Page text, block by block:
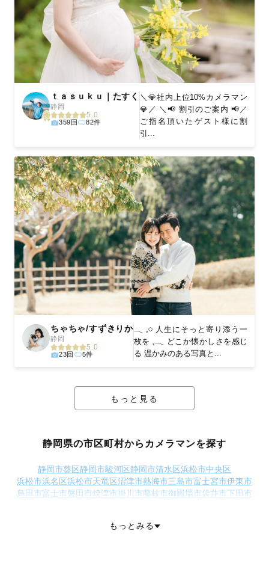
ｔａｓｕｋｕ｜たすく
静岡
5.0
359回 82件
＼💎社内上位10%カメラマン
💎／ ＼📢 割引のご案内 📢／
ご指名頂いたゲスト様に割
引...
ちゃちゃ/すずきりか
静岡
5.0
23回 5件
𓂃 𓈒𓏸 人生にそっと寄り添う一
枚を 𓈒𓂃 どこか懐かしさを感じ
る 温かみのある写真と...
もっと見る
静岡県の市区町村からカメラマンを探す
静岡市葵区静岡市駿河区静岡市清水区浜松市中央区
浜松市浜名区浜松市天竜区沼津市熱海市三島市富士宮市伊東市
島田市富士市磐田市焼津市掛川市藤枝市御殿場市袋井市下田市
田方郡函南町駿東郡清水町
もっとみる